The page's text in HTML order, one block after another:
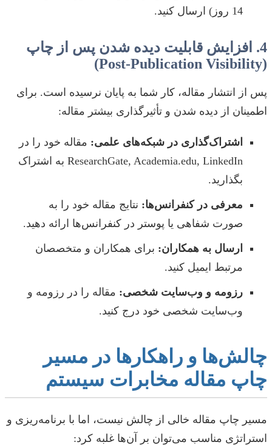
14 روز) ارسال کنید.
4. افزایش قابلیت دیده شدن پس از چاپ
(Post-Publication Visibility)
پس از انتشار مقاله، کار شما به پایان نرسیده است. برای
اطمینان از دیده شدن و تأثیرگذاری بیشتر مقاله:
اشتراک‌گذاری در شبکه‌های علمی: مقاله خود را در
ResearchGate, Academia.edu, LinkedIn به اشتراک
بگذارید.
معرفی در کنفرانس‌ها: نتایج مقاله خود را به
صورت شفاهی یا پوستر در کنفرانس‌ها ارائه دهید.
ارسال به همکاران: برای همکاران و متخصصان
مرتبط ایمیل کنید.
رزومه و وب‌سایت شخصی: مقاله را در رزومه و
وب‌سایت شخصی خود درج کنید.
چالش‌ها و راهکارها در مسیر
چاپ مقاله مخابرات سیستم
مسیر چاپ مقاله خالی از چالش نیست، اما با برنامه‌ریزی و
استراتژی مناسب می‌توان بر آن‌ها غلبه کرد: